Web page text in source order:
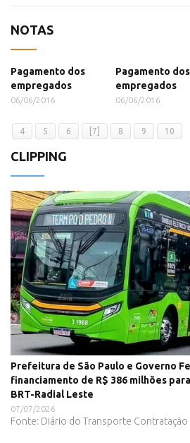
NOTAS
Pagamento dos
empregados
06/06/2016
Pagamento dos
empregados
06/06/2016
4
5 6 [7] 8 9 10
CLIPPING
Prefeitura de São Paulo e Governo
financiamento de R$ 386 milhões
BRT-Radial Leste
07/07/2026
Fonte: Diário do Transporte Contratação